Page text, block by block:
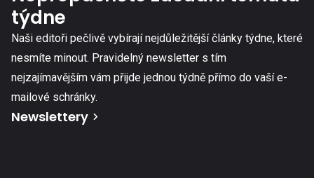
týdne
Naši editoři pečlivě vybírají nejdůležitější články týdne, které
nesmíte minout. Pravidelný newsletter s tím
nejzajímavějším vám přijde jednou týdně přímo do vaší e-
mailové schránky.
Newslettery